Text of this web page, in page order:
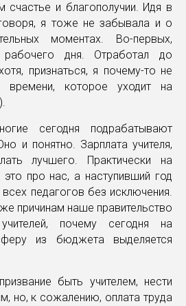
счастье и благополучии. Идя в
я тоже не забывала и о
моментах. Во-первых,
рабочего дня. Отработал до
признаться, я почему-то не
которое уходит на
сегодня подрабатывают
и понятно. Зарплата учителя,
лучшего. Практически на
про нас, а наступивший год
педагогов без исключения.
причинам наше правительство
почему сегодня на
из бюджета выделяется
быть учителем, нести
но, к сожалению, оплата труда